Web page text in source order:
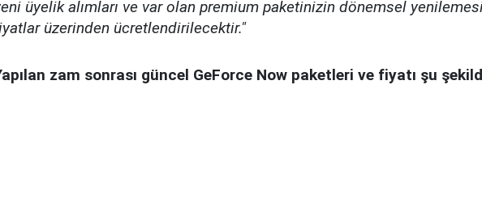
üyelik alımları ve var olan premium paketinizin dönemsel
üzerinden ücretlendirilecektir."
zam sonrası güncel GeForce Now paketleri ve fiyatı şu